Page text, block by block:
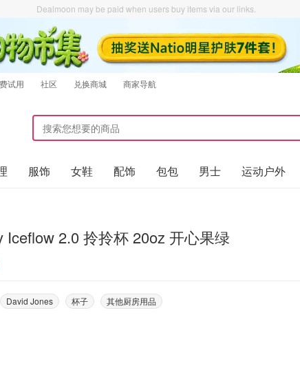
Dealmoon may be paid when users buy items via our links.
试用 社区 兑换商城 商家导航
服饰 女鞋 配饰 包包 男士 运动户外
Stanley Iceflow 2.0 拎拎杯 20oz 开心果绿
David Jones 杯子 其他厨房用品